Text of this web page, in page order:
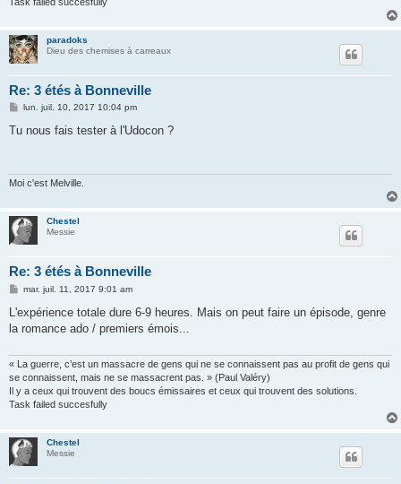
paradoks
Dieu des chemises à carreaux
Re: 3 étés à Bonneville
M
s
lun. juil. 10, 2017 10:04 pm
Tu nous fais tester à l'Udocon ?
Moi c'est Melville.
Chestel
Messie
Re: 3 étés à Bonneville
M
s
a
mar. juil. 11, 2017 9:01 am
L'expérience totale dure 6-9 heures. Mais on peut faire un épisode, genre
la romance ado / premiers émois...
« La guerre, c’est un massacre de gens qui ne se connaissent pas au profit de gens qui
se connaissent, mais ne se massacrent pas. » (Paul Valéry)
Il y a ceux qui trouvent des boucs émissaires et ceux qui trouvent des solutions.
Task failed succesfully
Chestel
Messie